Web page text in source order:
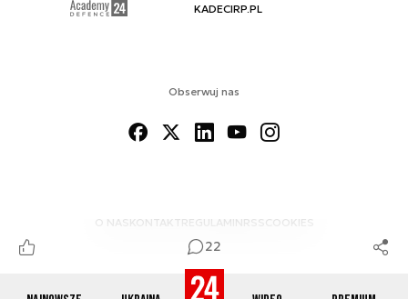
22
Obserwuj nas
O NAS KONTAKTREGULAMINRSS COOKIES
KADECIRP.PL